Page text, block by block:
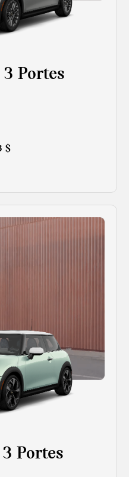
Portes
$
Portes